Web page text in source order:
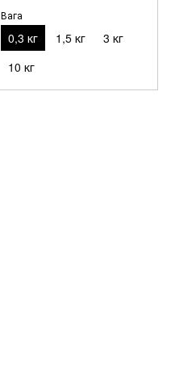
Вага
0,3 кг 1,5 кг
3 кг
10 кг